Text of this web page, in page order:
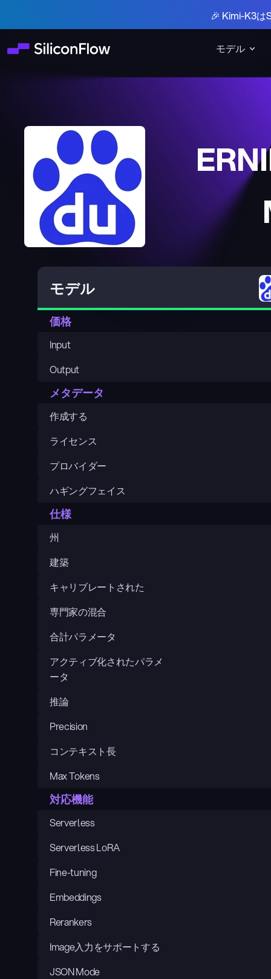
モデル
🎉 Kimi-K3
モデル
価格
Input
Output
メタデータ
作成する
ライセンス
プロバイダー
ハギングフェイス
仕様
州
建築
キャリブレートされた
専門家の混合
合計パラメータ
アクティブ化されたパラメ
ータ
推論
Precision
コンテキスト長
Max Tokens
対応機能
Serverless
Serverless LoRA
Fine-tuning
Embeddings
Rerankers
Image入力をサポートする
JSON Mode